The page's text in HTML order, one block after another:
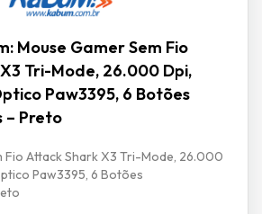
Mouse Gamer Sem Fio
Tri-Mode, 26.000 Dpi,
Paw3395, 6 Botões
– Preto
Fio Attack Shark X3 Tri-Mode, 26.000
Paw3395, 6 Botões